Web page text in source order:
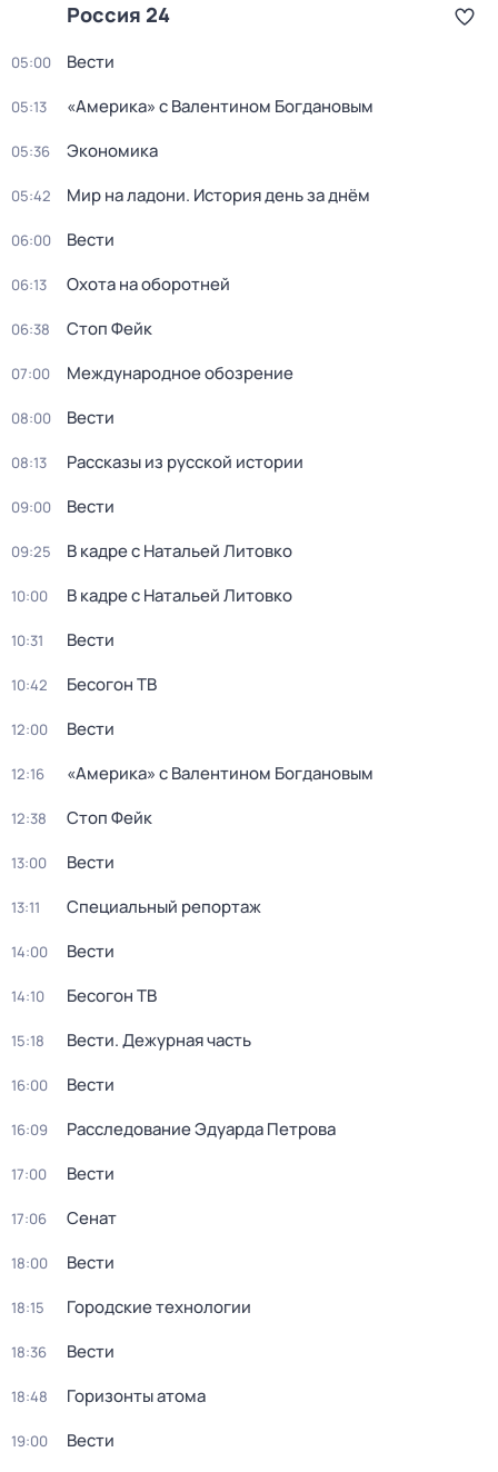
Россия 24
05:00 Вести
05:13 «Америка» с Валентином Богдановым
05:36 Экономика
05:42 Мир на ладони. История день за днём
06:00 Вести
06:13 Охота на оборотней
06:38 Стоп Фейк
07:00 Международное обозрение
08:00 Вести
08:13 Рассказы из русской истории
09:00 Вести
09:25 В кадре с Натальей Литовко
10:00 В кадре с Натальей Литовко
10:31 Вести
10:42 Бесогон ТВ
12:00 Вести
12:16 «Америка» с Валентином Богдановым
12:38 Стоп Фейк
13:00 Вести
13:11 Специальный репортаж
14:00 Вести
14:10 Бесогон ТВ
15:18 Вести. Дежурная часть
16:00 Вести
16:09 Расследование Эдуарда Петрова
17:00 Вести
17:06 Сенат
18:00 Вести
18:15 Городские технологии
18:36 Вести
18:48 Горизонты атома
19:00 Вести